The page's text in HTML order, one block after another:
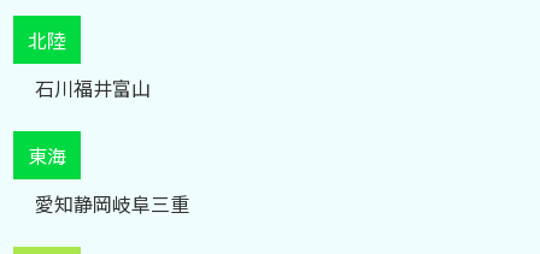
北陸
石川福井富山
東海
愛知静岡岐阜三重